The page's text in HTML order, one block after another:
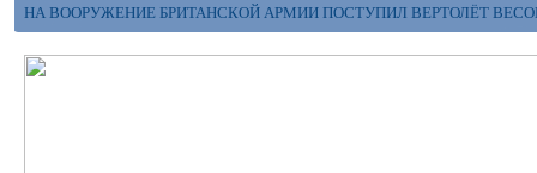
НА ВООРУЖЕНИЕ БРИТАНСКОЙ АРМИИ ПОСТУПИЛ ВЕРТОЛЁТ